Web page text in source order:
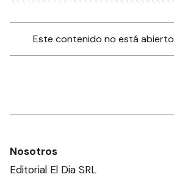
Este contenido no está
Nosotros
Editorial El Dia SRL